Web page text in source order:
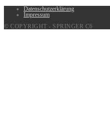
Datenschutzerklärung
Impressum
© COPYRIGHT - SPRINGER C6